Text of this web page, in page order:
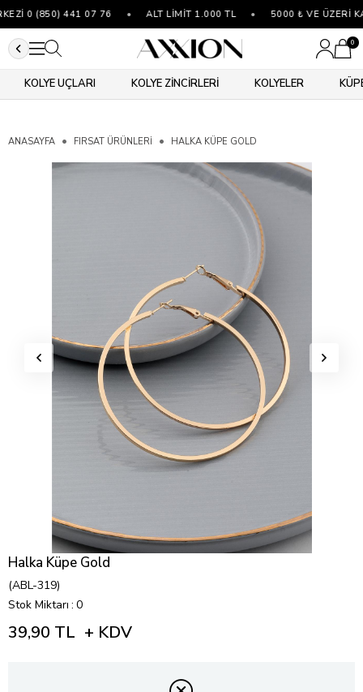
0 (850) 441 07 76 ALT LİMİT 1.000 TL 5000 ₺ VE ÜZERİ
0
KOLYE UÇLARI KOLYE ZİNCİRLERİ KOLYELER
ANASAYFA FIRSAT ÜRÜNLERİ HALKA KÜPE GOLD
Halka Küpe Gold
(ABL-319)
Stok Miktarı : 0
39,90 TL + KDV